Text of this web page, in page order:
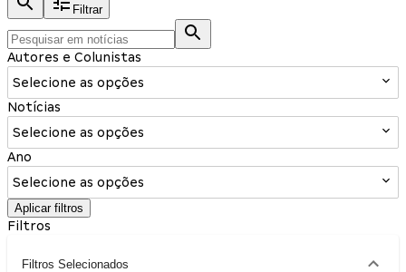
Filtrar
Autores e Colunistas
Selecione as opções
Notícias
Selecione as opções
Ano
Selecione as opções
Aplicar filtros
Filtros
Filtros Selecionados